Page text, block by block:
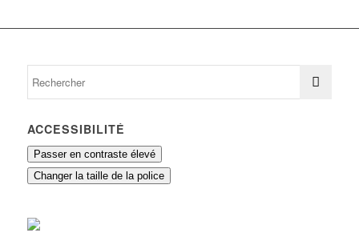
ACCESSIBILITÉ
Passer en contraste élevé
Changer la taille de la police